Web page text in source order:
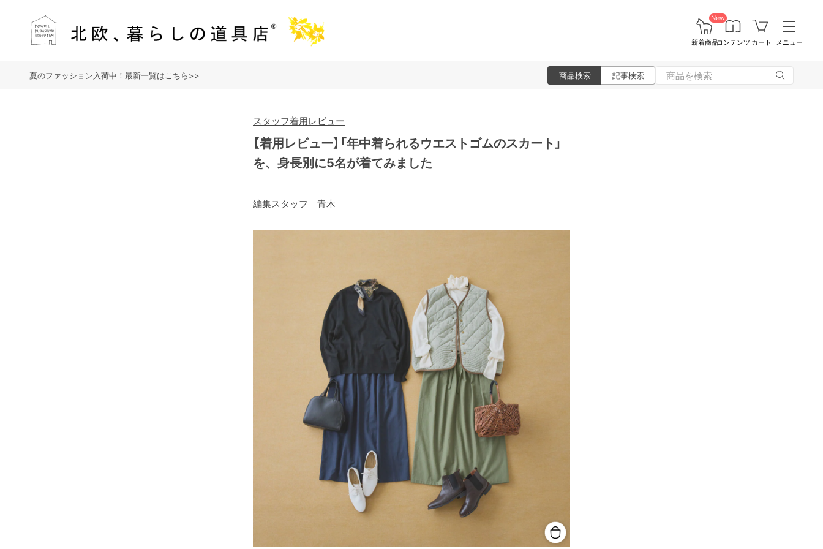
New
新着商品コンテンツ カート メニュー
夏のファッション入荷中！最新一覧はこちら>> 商品検索 記事検索
スタッフ着用レビュー
【着用レビュー】「年中着られるウエストゴムのスカート」
を、身長別に5名が着てみました
編集スタッフ 青木